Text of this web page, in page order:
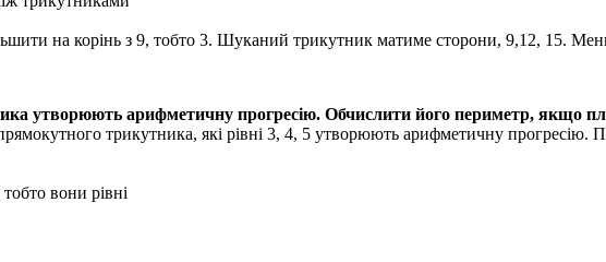
на корінь з 9, тобто 3. Шуканий трикутник матиме сторони, 9,12, 15.
утворюють арифметичну прогресію. Обчислити його периметр, якщо
трикутника, які рівні 3, 4, 5 утворюють арифметичну прогресію.
вони рівні